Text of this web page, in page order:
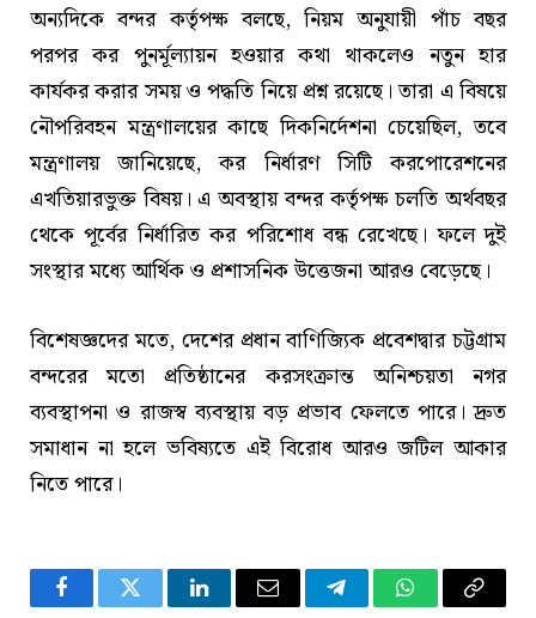
অন্যদিকে বন্দর কর্তৃপক্ষ বলছে, নিয়ম অনুযায়ী পাঁচ বছর
পরপর কর পুনর্মূল্যায়ন হওয়ার কথা থাকলেও নতুন হার
কার্যকর করার সময় ও পদ্ধতি নিয়ে প্রশ্ন রয়েছে। তারা এ বিষয়ে
নৌপরিবহন মন্ত্রণালয়ের কাছে দিকনির্দেশনা চেয়েছিল, তবে
মন্ত্রণালয় জানিয়েছে, কর নির্ধারণ সিটি করপোরেশনের
এখতিয়ারভুক্ত বিষয়। এ অবস্থায় বন্দর কর্তৃপক্ষ চলতি অর্থবছর
থেকে পূর্বের নির্ধারিত কর পরিশোধ বন্ধ রেখেছে। ফলে দুই
সংস্থার মধ্যে আর্থিক ও প্রশাসনিক উত্তেজনা আরও বেড়েছে।
বিশেষজ্ঞদের মতে, দেশের প্রধান বাণিজ্যিক প্রবেশদ্বার চট্টগ্রাম
বন্দরের মতো প্রতিষ্ঠানের করসংক্রান্ত অনিশ্চয়তা নগর
ব্যবস্থাপনা ও রাজস্ব ব্যবস্থায় বড় প্রভাব ফেলতে পারে। দ্রুত
সমাধান না হলে ভবিষ্যতে এই বিরোধ আরও জটিল আকার
নিতে পারে।
FacebookTwitter LinkedInEmail TelegramWhatsApp
Copy